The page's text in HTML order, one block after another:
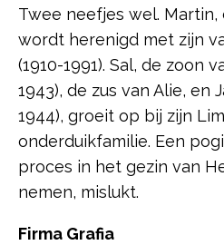
Twee neefjes wel. Martin,
wordt herenigd met zijn
(1910-1991). Sal, de zoon
1943), de zus van Alie, en
1944), groeit op bij zijn
onderduikfamilie. Een
proces in het gezin van
nemen, mislukt.
Firma Grafia